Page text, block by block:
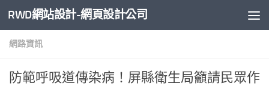
Skip to content
RWD網站設計-網頁設計公司
網路資訊
防範呼吸道傳染病！屏縣衛生局籲請民眾作